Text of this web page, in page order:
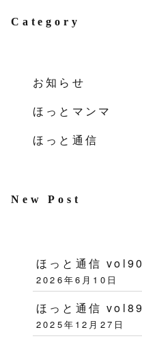
Category
お知らせ
ほっとマンマ
ほっと通信
New Post
ほっと通信 vol90
2026年6月10日
ほっと通信 vol89
2025年12月27日